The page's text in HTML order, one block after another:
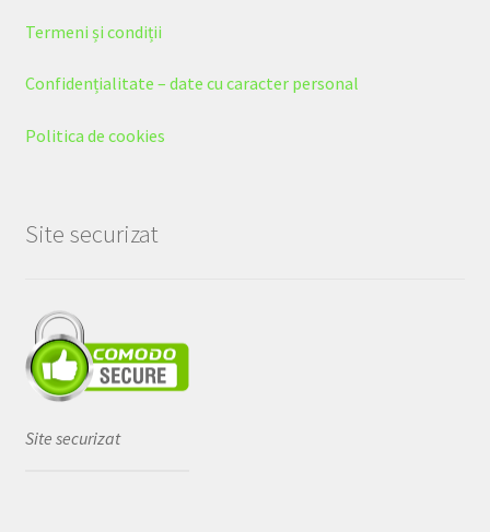
Termeni și condiții
Confidențialitate – date cu caracter personal
Politica de cookies
Site securizat
Site securizat